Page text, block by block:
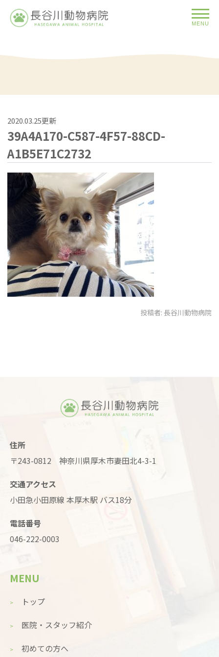
MENU
2020.03.25更新
39A4A170-C587-4F57-88CD-
A1B5E71C2732
投稿者: 長谷川動物病院
住所
〒243-0812 神奈川県厚木市妻田北4-3-1
交通アクセス
小田急小田原線 本厚木駅 バス18分
電話番号
046-222-0003
MENU
トップ
医院・スタッフ紹介
初めての方へ